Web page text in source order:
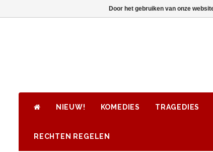
NIEUW! KOMEDIES TRAGEDIES
RECHTEN REGELEN
Door het gebruiken van onze